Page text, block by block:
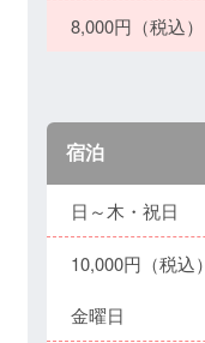
8,000円（税込）
宿泊
日～木・祝日
10,000円（税込）
金曜日